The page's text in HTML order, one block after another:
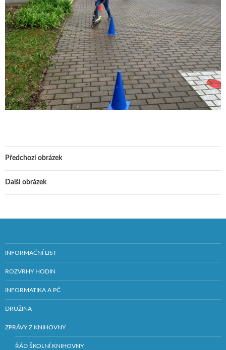
Předchozí obrázek
Další obrázek
INFORMAČNÍ LIST
ROZVRHY HODIN
INFORMATIKA A PČ
DRUŽINA
ZPRÁVY Z KNIHOVNY
ŘÁD ŠKOLNÍ KNIHOVNY